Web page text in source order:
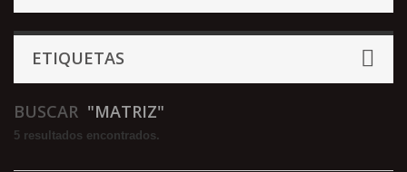
ETIQUETAS
BUSCAR "MATRIZ"
5 resultados encontrados.